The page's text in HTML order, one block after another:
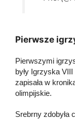
Pierwsze
Pierwszymi
były Igrzyska
zapisała w
olimpijskie.
Srebrny zdobyła